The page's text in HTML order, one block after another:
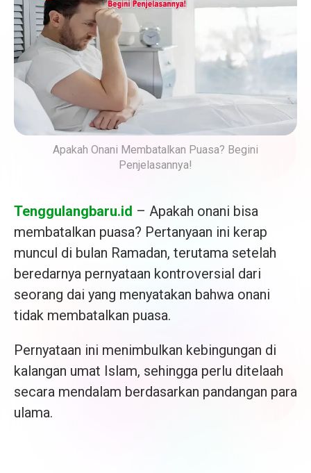
Apakah Onani Membatalkan Puasa? Begini
Penjelasannya!
Tenggulangbaru.id – Apakah onani bisa
membatalkan puasa? Pertanyaan ini kerap
muncul di bulan Ramadan, terutama setelah
beredarnya pernyataan kontroversial dari
seorang dai yang menyatakan bahwa onani
tidak membatalkan puasa.
Pernyataan ini menimbulkan kebingungan di
kalangan umat Islam, sehingga perlu ditelaah
secara mendalam berdasarkan pandangan para
ulama.